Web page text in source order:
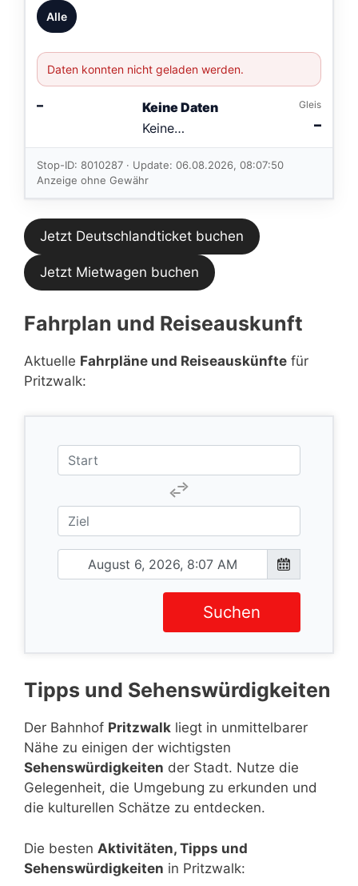
Alle
Daten konnten nicht geladen werden.
–
Keine Daten
Keine
Verbindungen
im aktuellen
Feed.
Gleis
–
Stop-ID: 8010287 · Update: 06.08.2026, 08:07:50
Anzeige ohne Gewähr
Jetzt Deutschlandticket buchen
Jetzt Mietwagen buchen
Fahrplan und Reiseauskunft
Aktuelle Fahrpläne und Reiseauskünfte für
Pritzwalk:
Suchen
Tipps und Sehenswürdigkeiten
Der Bahnhof Pritzwalk liegt in unmittelbarer
Nähe zu einigen der wichtigsten
Sehenswürdigkeiten der Stadt. Nutze die
Gelegenheit, die Umgebung zu erkunden und
die kulturellen Schätze zu entdecken.
Die besten Aktivitäten, Tipps und
Sehenswürdigkeiten in Pritzwalk: